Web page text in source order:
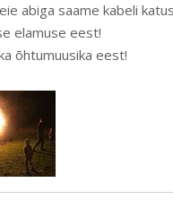
abiga saame kabeli
elamuse eest!
õhtumuusika eest!